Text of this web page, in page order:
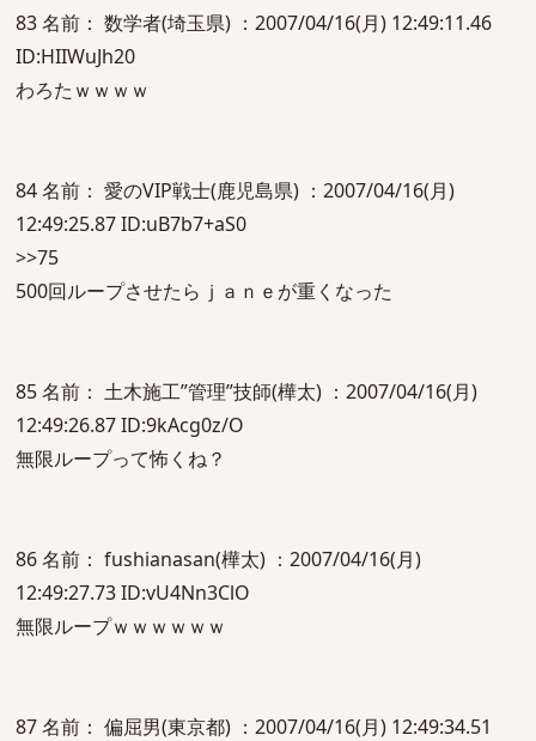
83 名前： 数学者(埼玉県) ：2007/04/16(月) 12:49:11.46
ID:HIIWuJh20
わろたｗｗｗｗ
84 名前： 愛のVIP戦士(鹿児島県) ：2007/04/16(月)
12:49:25.87 ID:uB7b7+aS0
>>75
500回ループさせたらｊａｎｅが重くなった
85 名前： 土木施工”管理”技師(樺太) ：2007/04/16(月)
12:49:26.87 ID:9kAcg0z/O
無限ループって怖くね？
86 名前： fushianasan(樺太) ：2007/04/16(月)
12:49:27.73 ID:vU4Nn3ClO
無限ループｗｗｗｗｗｗ
87 名前： 偏屈男(東京都) ：2007/04/16(月) 12:49:34.51